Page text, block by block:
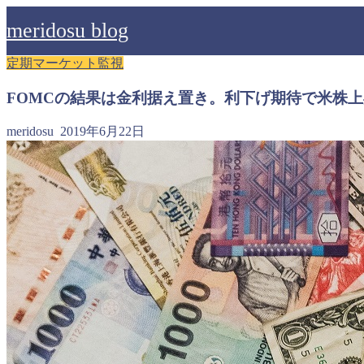
meridosu blog
定期マーケット監視
FOMCの結果は金利据え置き。利下げ期待で米株
meridosu 2019年6月22日